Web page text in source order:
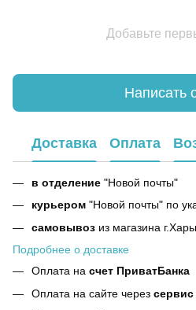
Добавьте
Написать
Доставка Оплата
в отделение "Новой почты"
курьером "Новой почты" по
самовывоз из магазина
Подробнее о доставке
Оплата на счет ПриватБанка
Оплата на сайте через